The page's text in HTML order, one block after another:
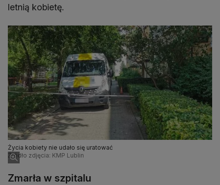
letnią kobietę.
Życia kobiety nie udało się uratować
Źródło zdjęcia: KMP Lublin
Zmarła w szpitalu